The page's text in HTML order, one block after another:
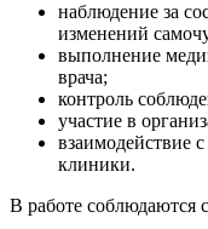
наблюдение за
изменений
выполнение
врача;
контроль
участие в
взаимодействие
клиники.
В работе